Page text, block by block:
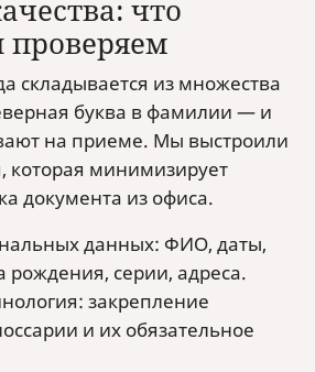
что
складывается из множества
буква в фамилии — и
на приеме. Мы выстроили
которая минимизирует
документа из офиса.
данных: ФИО, даты,
рождения, серии, адреса.
закрепление
и их обязательное